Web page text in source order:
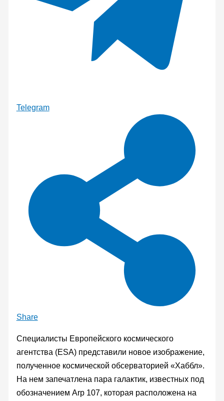
Telegram
Share
Специалисты Европейского космического
агентства (ESA) представили новое изображение,
полученное космической обсерваторией «Хаббл».
На нем запечатлена пара галактик, известных под
обозначением Arp 107, которая расположена на